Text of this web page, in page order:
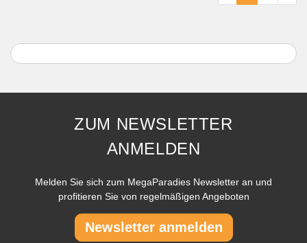
ZUM NEWSLETTER
ANMELDEN
Melden Sie sich zum MegaParadies Newsletter an und
profitieren Sie von regelmäßigen Angeboten
Newsletter anmelden